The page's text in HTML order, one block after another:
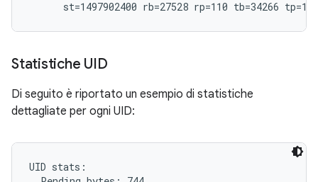
Statistiche UID
Di seguito è riportato un esempio di statistiche
dettagliate per ogni UID:
UID stats: